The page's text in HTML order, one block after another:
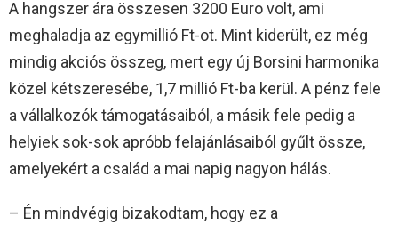
A hangszer ára összesen 3200 Euro volt, ami
meghaladja az egymillió Ft-ot. Mint kiderült, ez még
mindig akciós összeg, mert egy új Borsini harmonika
közel kétszeresébe, 1,7 millió Ft-ba kerül. A pénz fele
a vállalkozók támogatásaiból, a másik fele pedig a
helyiek sok-sok apróbb felajánlásaiból gyűlt össze,
amelyekért a család a mai napig nagyon hálás.
– Én mindvégig bizakodtam, hogy ez a